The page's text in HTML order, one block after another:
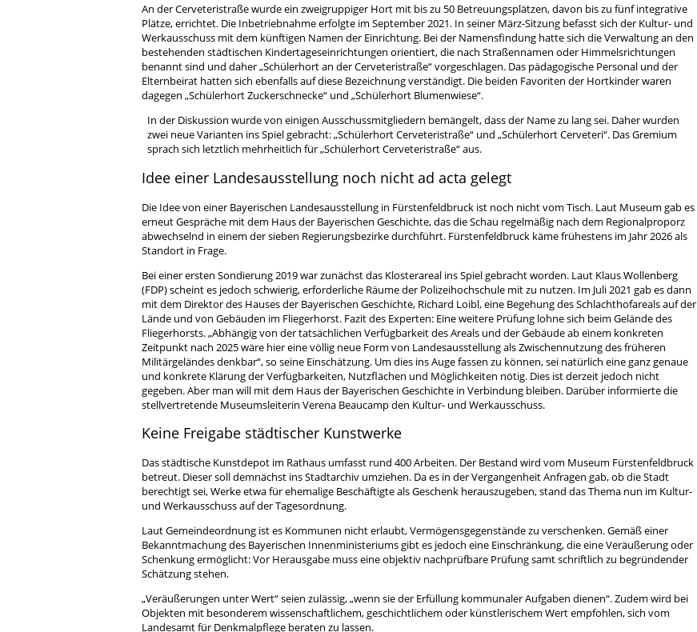
An der Cerveteristraße wurde ein zweigruppiger Hort mit bis zu 50 Betreuungsplätzen, davon bis zu fünf integrative
Plätze, errichtet. Die Inbetriebnahme erfolgte im September 2021. In seiner März-Sitzung befasst sich der Kultur- und
Werkausschuss mit dem künftigen Namen der Einrichtung. Bei der Namensfindung hatte sich die Verwaltung an den
bestehenden städtischen Kindertageseinrichtungen orientiert, die nach Straßennamen oder Himmelsrichtungen
benannt sind und daher „Schülerhort an der Cerveteristraße“ vorgeschlagen. Das pädagogische Personal und der
Elternbeirat hatten sich ebenfalls auf diese Bezeichnung verständigt. Die beiden Favoriten der Hortkinder waren
dagegen „Schülerhort Zuckerschnecke“ und „Schülerhort Blumenwiese“.
In der Diskussion wurde von einigen Ausschussmitgliedern bemängelt, dass der Name zu lang sei. Daher wurden
zwei neue Varianten ins Spiel gebracht: „Schülerhort Cerveteristraße“ und „Schülerhort Cerveteri“. Das Gremium
sprach sich letztlich mehrheitlich für „Schülerhort Cerveteristraße“ aus.
Idee einer Landesausstellung noch nicht ad acta gelegt
Die Idee von einer Bayerischen Landesausstellung in Fürstenfeldbruck ist noch nicht vom Tisch. Laut Museum gab es
erneut Gespräche mit dem Haus der Bayerischen Geschichte, das die Schau regelmäßig nach dem Regionalproporz
abwechselnd in einem der sieben Regierungsbezirke durchführt. Fürstenfeldbruck käme frühestens im Jahr 2026 als
Standort in Frage.
Bei einer ersten Sondierung 2019 war zunächst das Klosterareal ins Spiel gebracht worden. Laut Klaus Wollenberg
(FDP) scheint es jedoch schwierig, erforderliche Räume der Polizeihochschule mit zu nutzen. Im Juli 2021 gab es dann
mit dem Direktor des Hauses der Bayerischen Geschichte, Richard Loibl, eine Begehung des Schlachthofareals auf der
Lände und von Gebäuden im Fliegerhorst. Fazit des Experten: Eine weitere Prüfung lohne sich beim Gelände des
Fliegerhorsts. „Abhängig von der tatsächlichen Verfügbarkeit des Areals und der Gebäude ab einem konkreten
Zeitpunkt nach 2025 wäre hier eine völlig neue Form von Landesausstellung als Zwischennutzung des früheren
Militärgeländes denkbar“, so seine Einschätzung. Um dies ins Auge fassen zu können, sei natürlich eine ganz genaue
und konkrete Klärung der Verfügbarkeiten, Nutzflächen und Möglichkeiten nötig. Dies ist derzeit jedoch nicht
gegeben. Aber man will mit dem Haus der Bayerischen Geschichte in Verbindung bleiben. Darüber informierte die
stellvertretende Museumsleiterin Verena Beaucamp den Kultur- und Werkausschuss.
Keine Freigabe städtischer Kunstwerke
Das städtische Kunstdepot im Rathaus umfasst rund 400 Arbeiten. Der Bestand wird vom Museum Fürstenfeldbruck
betreut. Dieser soll demnächst ins Stadtarchiv umziehen. Da es in der Vergangenheit Anfragen gab, ob die Stadt
berechtigt sei, Werke etwa für ehemalige Beschäftigte als Geschenk herauszugeben, stand das Thema nun im Kultur-
und Werkausschuss auf der Tagesordnung.
Laut Gemeindeordnung ist es Kommunen nicht erlaubt, Vermögensgegenstände zu verschenken. Gemäß einer
Bekanntmachung des Bayerischen Innenministeriums gibt es jedoch eine Einschränkung, die eine Veräußerung oder
Schenkung ermöglicht: Vor Herausgabe muss eine objektiv nachprüfbare Prüfung samt schriftlich zu begründender
Schätzung stehen.
„Veräußerungen unter Wert“ seien zulässig, „wenn sie der Erfüllung kommunaler Aufgaben dienen“. Zudem wird bei
Objekten mit besonderem wissenschaftlichem, geschichtlichem oder künstlerischem Wert empfohlen, sich vom
Landesamt für Denkmalpflege beraten zu lassen.